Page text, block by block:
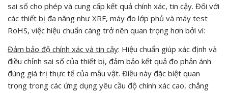
sai số cho phép và cung cấp kết quả chính xác, tin cậy. Đối với
các thiết bị đa năng như XRF, máy đo lớp phủ và máy test
RoHS, việc hiệu chuẩn càng trở nên quan trọng hơn bởi vì:
Đảm bảo độ chính xác và tin cậy: Hiệu chuẩn giúp xác định và
điều chỉnh sai số của thiết bị, đảm bảo kết quả đo phản ánh
đúng giá trị thực tế của mẫu vật. Điều này đặc biệt quan
trọng trong các ứng dụng yêu cầu độ chính xác cao, chẳng